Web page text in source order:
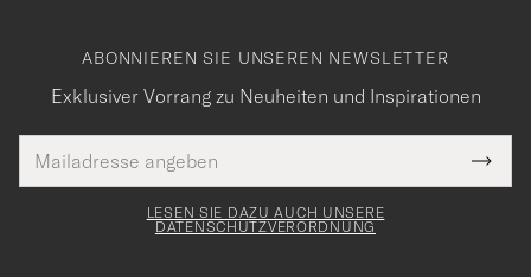
ABONNIEREN SIE UNSEREN NEWSLETTER
Exklusiver Vorrang zu Neuheiten und Inspirationen
Mail
Adresse
Tack
för
LESEN SIE DAZU AUCH UNSERE
DATENSCHUTZVERORDNUNG